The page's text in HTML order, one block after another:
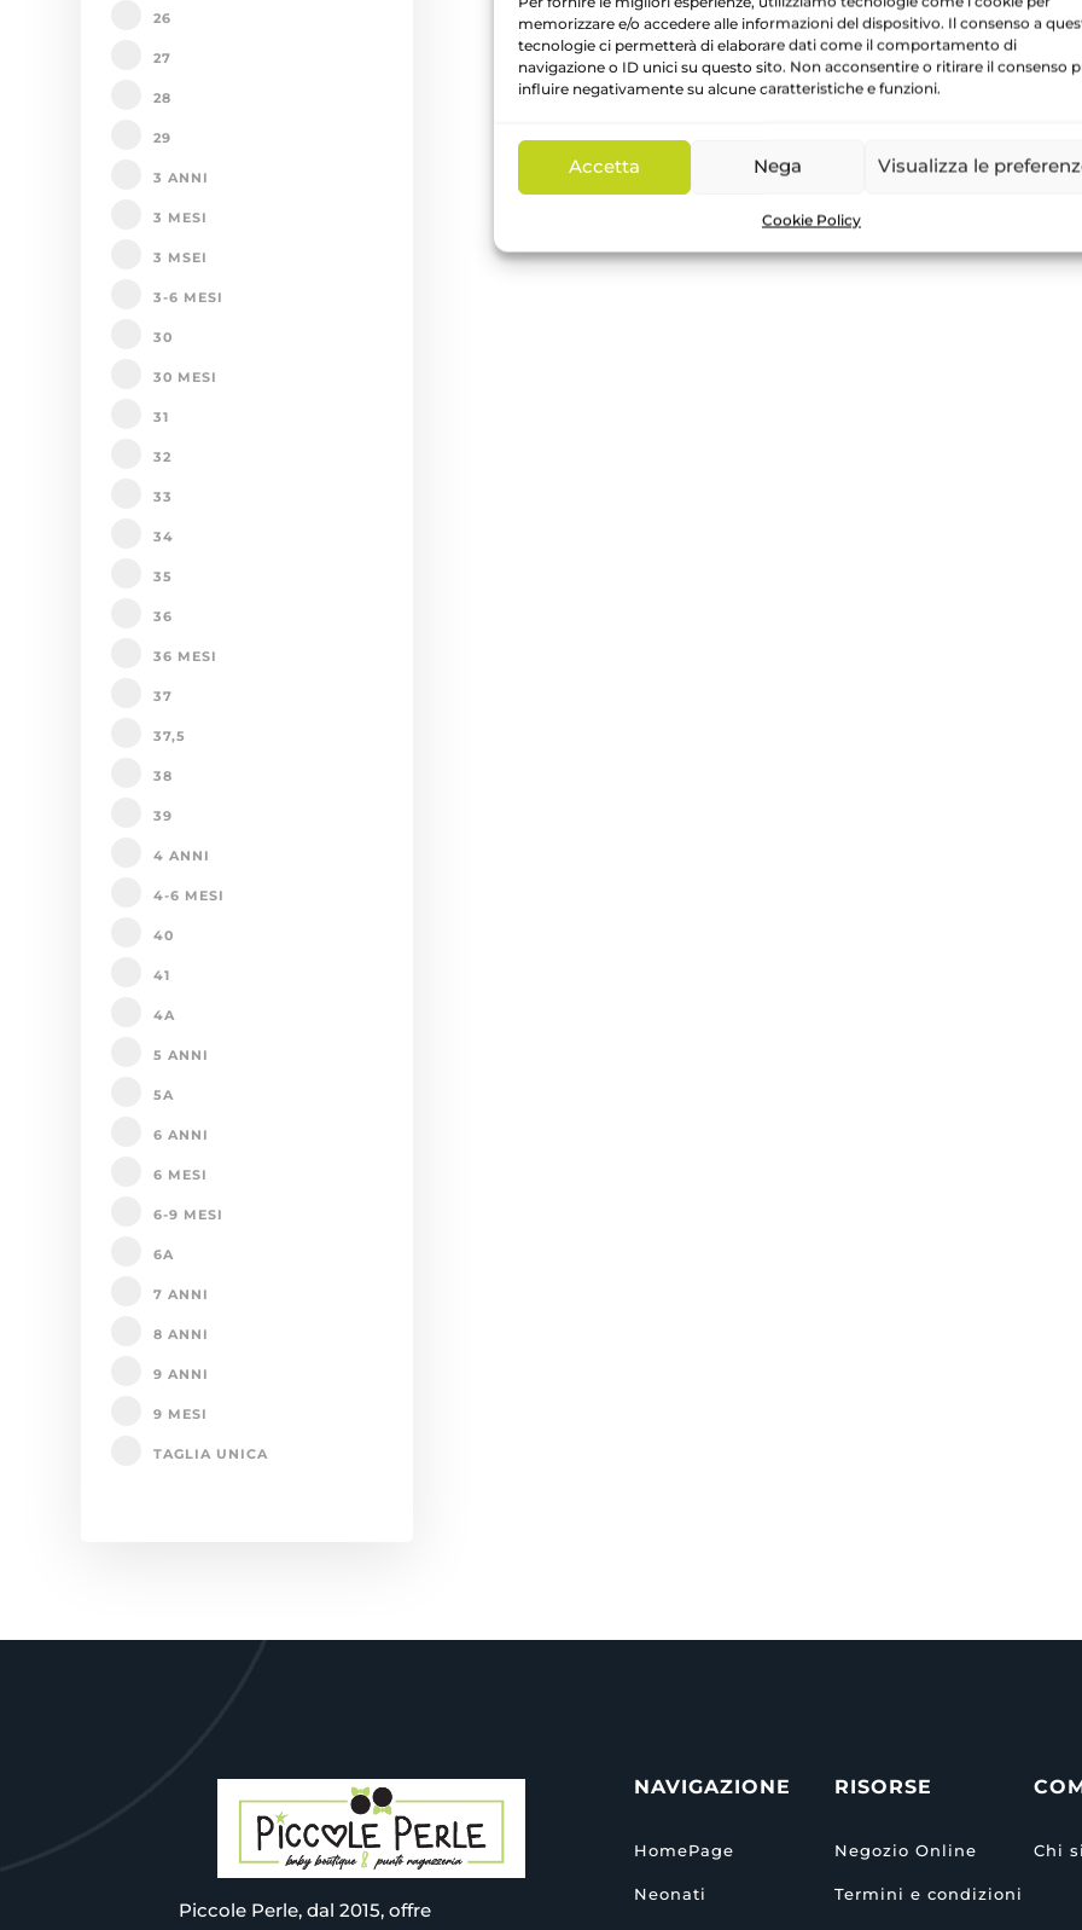
memorizzare e/o accedere alle informazioni del dispositivo. Il consenso a
tecnologie ci permetterà di elaborare dati come il comportamento di
navigazione o ID unici su questo sito. Non acconsentire o ritirare il consenso
influire negativamente su alcune caratteristiche e funzioni.
Accetta Nega Visualizza le
Cookie Policy
26
27
28
29
3 ANNI
3 MESI
3 MSEI
3-6 MESI
30
30 MESI
31
32
33
34
35
36
36 MESI
37
37,5
38
39
4 ANNI
4-6 MESI
40
41
4A
5 ANNI
5A
6 ANNI
6 MESI
6-9 MESI
6A
7 ANNI
8 ANNI
9 ANNI
9 MESI
TAGLIA UNICA
Piccole Perle, dal 2015, offre
NAVIGAZIONE
HomePage
Neonati
RISORSE
Negozio Online
Termini e condizioni
Chi